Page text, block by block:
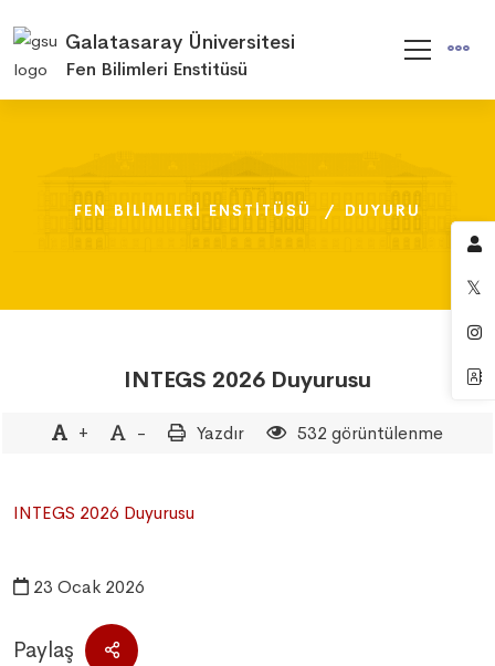
Galatasaray Üniversitesi
Fen Bilimleri Enstitüsü
FEN BILIMLERI ENSTITÜSÜ DUYURU
FEN BILIMLERI ENSTITÜSÜ DUYURU
FEN BILIMLERI ENSTITÜSÜ DUYURU
INTEGS 2026 Duyurusu
+ - Yazdır 532 görüntülenme
INTEGS 2026 Duyurusu
23 Ocak 2026
Paylaş